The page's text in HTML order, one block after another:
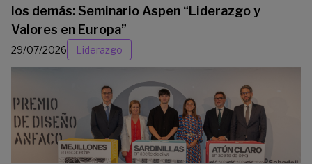
los demás: Seminario Aspen “Liderazgo y
Valores en Europa”
29/07/2026 Liderazgo